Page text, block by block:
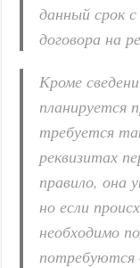
данный срок
договора на
Кроме
планируется
требуется
реквизитах
правило, она
но если
необходимо
потребуются